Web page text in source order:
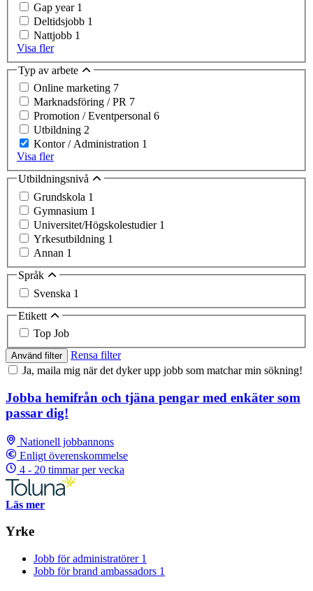
Gap year 1
Deltidsjobb 1
Nattjobb 1
Visa fler
Typ av arbete
Online marketing 7
Marknadsföring / PR 7
Promotion / Eventpersonal 6
Utbildning 2
Kontor / Administration 1
Visa fler
Utbildningsnivå
Grundskola 1
Gymnasium 1
Universitet/Högskolestudier 1
Yrkesutbildning 1
Annan 1
Språk
Svenska 1
Etikett
Top Job
Använd filter
Rensa filter
Ja, maila mig när det dyker upp jobb som matchar min sökning!
Jobba hemifrån och tjäna pengar med enkäter som
passar dig!
Nationell jobbannons
Enligt överenskommelse
4 - 20 timmar per vecka
Läs mer
Yrke
Jobb för administratörer 1
Jobb för brand ambassadors 1